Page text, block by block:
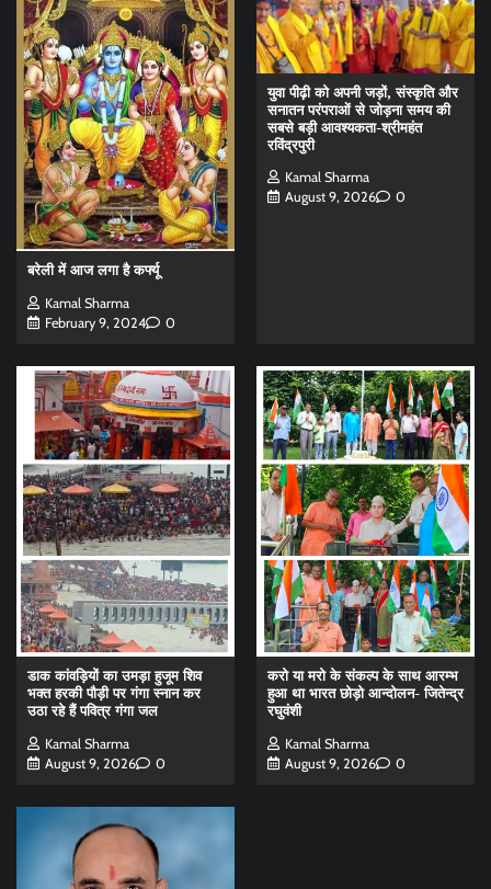
बरेली में आज लगा है कर्फ्यू
Kamal Sharma
February 9, 2024
0
युवा पीढ़ी को अपनी जड़ों, संस्कृति और
सनातन परंपराओं से जोड़ना समय की
सबसे बड़ी आवश्यकता-श्रीमहंत
रविंद्रपुरी
Kamal Sharma
August 9, 2026
0
डाक कांवड़ियों का उमड़ा हुजूम शिव
भक्त हरकी पौड़ी पर गंगा स्नान कर
उठा रहे हैं पवित्र गंगा जल
Kamal Sharma
August 9, 2026
0
करो या मरो के संकल्प के साथ आरम्भ
हुआ था भारत छोड़ो आन्दोलन- जितेन्द्र
रघुवंशी
Kamal Sharma
August 9, 2026
0